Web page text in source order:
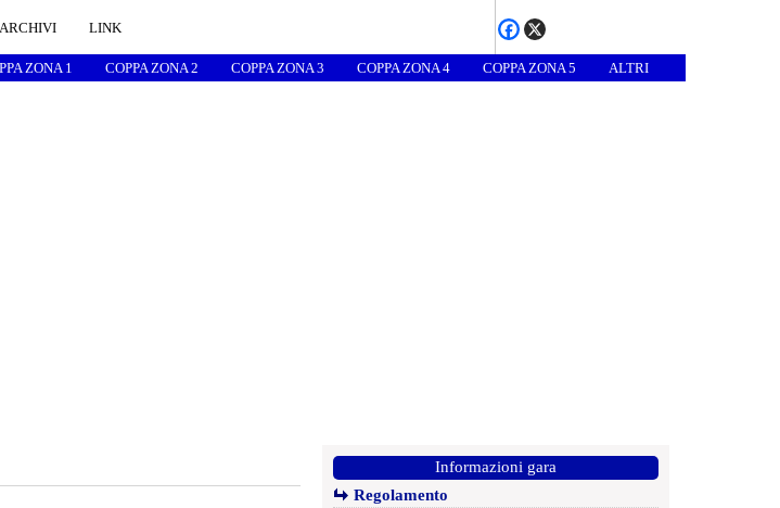
ARCHIVI LINK
ZONA 1 COPPA ZONA 2 COPPA ZONA 3 COPPA ZONA 4 COPPA ZONA 5 ALTRI
Informazioni gara
Regolamento